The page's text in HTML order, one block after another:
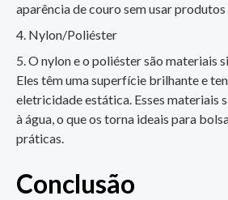
aparência de couro sem usar
Nylon/Poliéster
O nylon e o poliéster são materiais
Eles têm uma superfície brilhante e
eletricidade estática. Esses materiais
à água, o que os torna ideais para
práticas.
Conclusão